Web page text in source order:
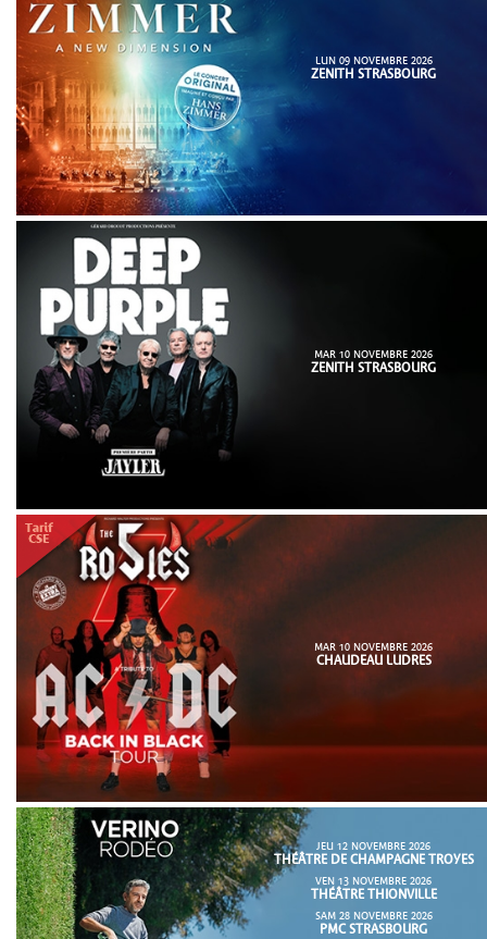
LUN 09 NOVEMBRE 2026
ZENITH STRASBOURG
MAR 10 NOVEMBRE 2026
ZENITH STRASBOURG
MAR 10 NOVEMBRE 2026
CHAUDEAU LUDRES
JEU 12 NOVEMBRE 2026
THÉÂTRE DE CHAMPAGNE TROYES
VEN 13 NOVEMBRE 2026
THÉÂTRE THIONVILLE
SAM 28 NOVEMBRE 2026
PMC STRASBOURG